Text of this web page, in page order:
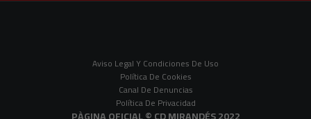
Aviso Legal Y Condiciones De Uso
Política De Cookies
Canal De Denuncias
Política De Privacidad